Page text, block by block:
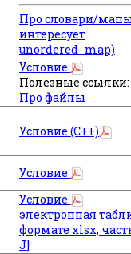
Про словари/
интересует
unordered_map)
Условие
Полезные ссылки:
Про файлы
Условие (C++)
Условие
Условие
электронная
формате xlsx,
J]